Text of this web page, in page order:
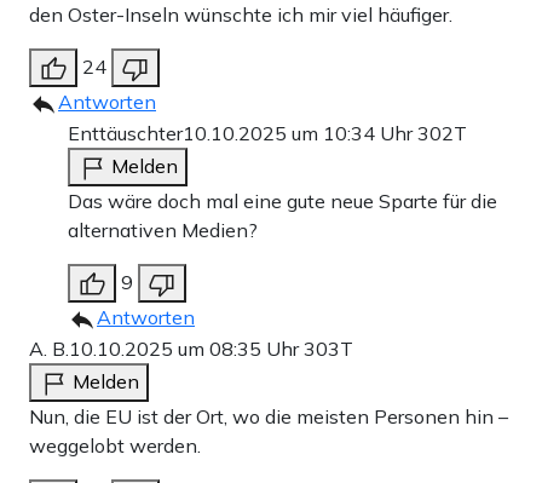
den Oster-Inseln wünschte ich mir viel häufiger.
24
Antworten
Enttäuschter10.10.2025 um 10:34 Uhr302T
Melden
Das wäre doch mal eine gute neue Sparte für die
alternativen Medien?
9
Antworten
A. B. 10.10.2025 um 08:35 Uhr303T
Melden
Nun, die EU ist der Ort, wo die meisten Personen hin –
weggelobt werden.